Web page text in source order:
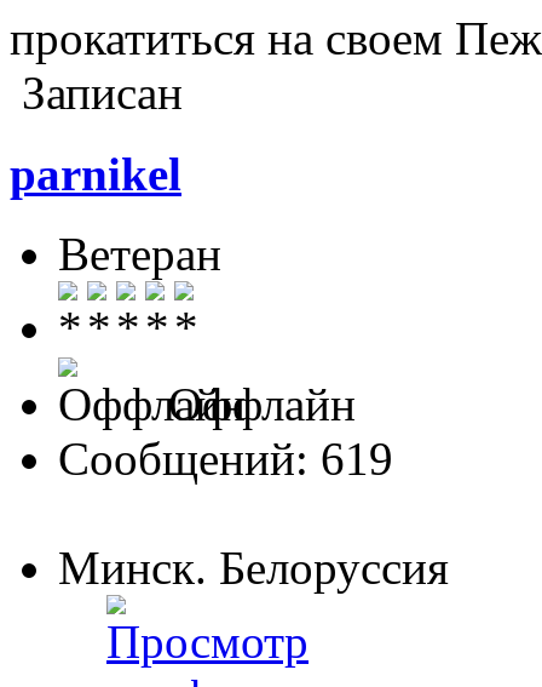
прокатиться на своем
Записан
parnikel
Ветеран
Оффлайн
Сообщений: 619
Минск. Белоруссия